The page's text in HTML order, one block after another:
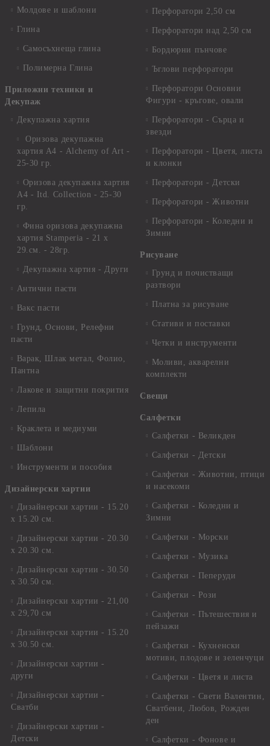
Молдове и шаблони
Глина
Самосъхнеща глина
Полимерна Глина
Приложни техники и
Декупаж
Декупажна хартия
Оризова декупажна
хартия А4 - Alchemy of Art -
25-30 гр.
Оризова декупажна хартия
А4 - Itd. Collection - 25-30
гр.
Фина оризова декупажна
хартия Stamperia - 21 х
29.см. - 28гр.
Декупажна хартия - Други
Антични пасти
Вакс пасти
Грунд, Основи, Релефни
пасти
Варак, Шлак метал, Фолио,
Пантна
Лакове и защитни покрития
Лепила
Краклета и медиуми
Шаблони
Инструменти и пособия
Дизайнерски хартии
Дизайнерски хартии - 15.20
х 15.20 см.
Дизайнерски хартии - 20.30
х 20.30 см.
Дизайнерски хартии - 30.50
х 30.50 см.
Дизайнерски хартии - 21,00
х 29,70 см
Дизайнерски хартии - 15.20
x 30.50 см.
Дизайнерски хартии -
други
Дизайнерски хартии -
Сватби
Дизайнерски хартии -
Детски
Перфоратори 2,50 см
Перфоратори над 2,50 см
Бордюрни пънчове
Ъглови перфоратори
Перфоратори Основни
Фигури - кръгове, овали
Перфоратори - Сърца и
звезди
Перфоратори - Цветя, листа
и клонки
Перфоратори - Детски
Перфоратори - Животни
Перфоратори - Коледни и
Зимни
Рисуване
Грунд и почистващи
разтвори
Платна за рисуване
Стативи и поставки
Четки и инструменти
Моливи, акварелни
комплекти
Свещи
Салфетки
Салфетки - Великден
Салфетки - Детски
Салфетки - Животни, птици
и насекоми
Салфетки - Коледни и
Зимни
Салфетки - Морски
Салфетки - Музика
Салфетки - Пеперуди
Салфетки - Рози
Салфетки - Пътешествия и
пейзажи
Салфетки - Кухненски
мотиви, плодове и зеленчуци
Салфетки - Цветя и листа
Салфетки - Свети Валентин,
Сватбени, Любов, Рожден
ден
Салфетки - Фонове и